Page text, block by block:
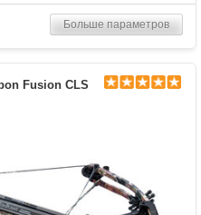
дюймов (32 см)
кивер на 3 стрелы,3
стрелы TenPoint Pro Elite с
наконечниками 100
Больше параметров
Fusion CLS